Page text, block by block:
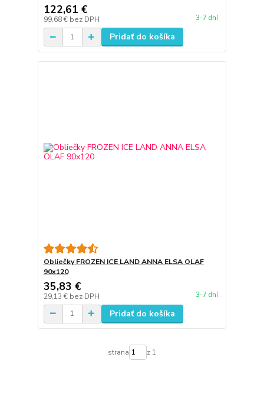
122,61 €
99,68 € bez DPH 3-7 dní
Pridať do košíka
Obliečky FROZEN ICE LAND ANNA ELSA OLAF
90x120
35,83 €
29,13 € bez DPH 3-7 dní
Pridať do košíka
strana z 1